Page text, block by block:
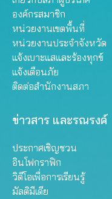
องค์กรสมาชิก
หน่วยงานเขตพื้นที่
หน่วยงานประจำจังหวัด
แจ้งเบาะแสและร้องทุกข์
แจ้งเตือนภัย
ติดต่อสำนักงานสภา
ข่าวสาร และรณรงค์
ประกาศเชิญชวน
อินโฟกราฟิก
วิดีโอเพื่อการเรียนรู้
มัลติมีเดีย